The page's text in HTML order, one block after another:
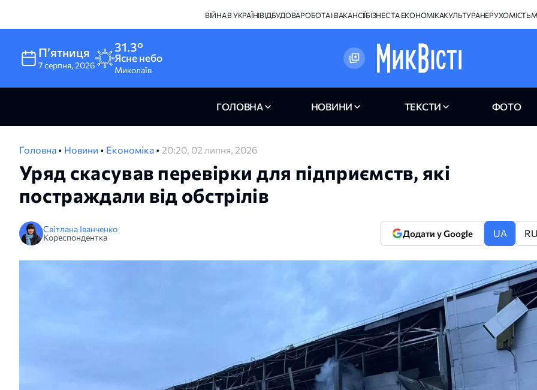
ВІЙНА В УКРАЇНІВІДБУДОВАРОБОТА І ВАКАНСІЇБІЗНЕС ТА ЕКОНОМІКАКУЛЬТУРАНЕРУХОМІСТЬ
Пʼятниця
7серпня,2026
31.3°
Ясне небо
Миколаїв
ГОЛОВНА НОВИНИ ТЕКСТИ ФОТО
Головна • Новини • Економіка • 20:20, 02 липня, 2026
Уряд скасував перевірки для підприємств, які
постраждали від обстрілів
Світлана Іванченко
Кореспондентка
Додати у Google UA